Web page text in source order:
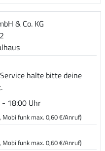
& Co. KG
halte bitte deine
18:00 Uhr
max. 0,60 €/Anruf)
max. 0,60 €/Anruf)